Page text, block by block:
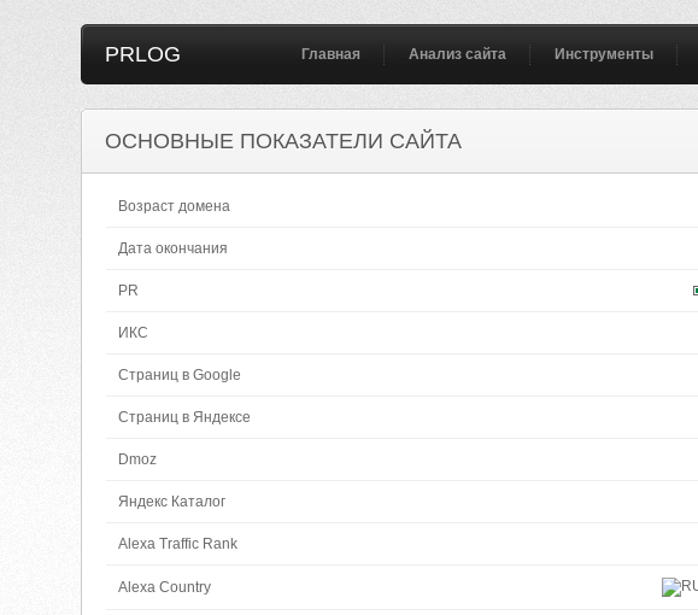
PRLOG Главная Анализ сайта Инструменты
ОСНОВНЫЕ ПОКАЗАТЕЛИ САЙТА
Возраст домена
Дата окончания
PR
ИКС
Страниц в Google
Страниц в Яндексе
Dmoz
Яндекс Каталог
Alexa Traffic Rank
Alexa Country